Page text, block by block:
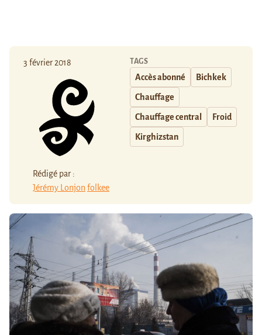
3 février 2018
Rédigé par :
Jérémy Lonjon folkee
TAGS
Accès abonné Bichkek
Chauffage
Chauffage central Froid
Kirghizstan